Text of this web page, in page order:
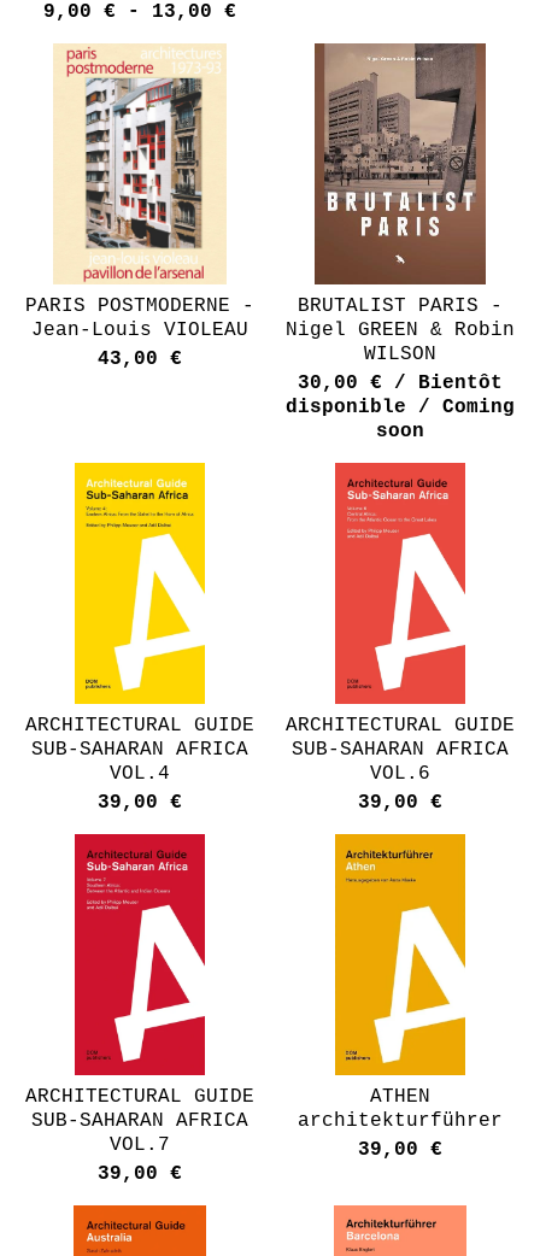
9,00 € - 13,00 €
PARIS POSTMODERNE -
Jean-Louis VIOLEAU
43,00 €
BRUTALIST PARIS -
Nigel GREEN & Robin
WILSON
30,00 €
/ Bientôt
disponible / Coming
soon
ARCHITECTURAL GUIDE
SUB-SAHARAN AFRICA
VOL.4
39,00 €
ARCHITECTURAL GUIDE
SUB-SAHARAN AFRICA
VOL.6
39,00 €
ARCHITECTURAL GUIDE
SUB-SAHARAN AFRICA
VOL.7
39,00 €
ATHEN
architekturführer
39,00 €